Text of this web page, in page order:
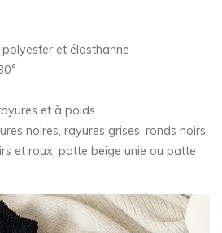
et élasthanne
et à poids
noires, rayures grises, ronds noirs
et roux, patte beige unie ou patte